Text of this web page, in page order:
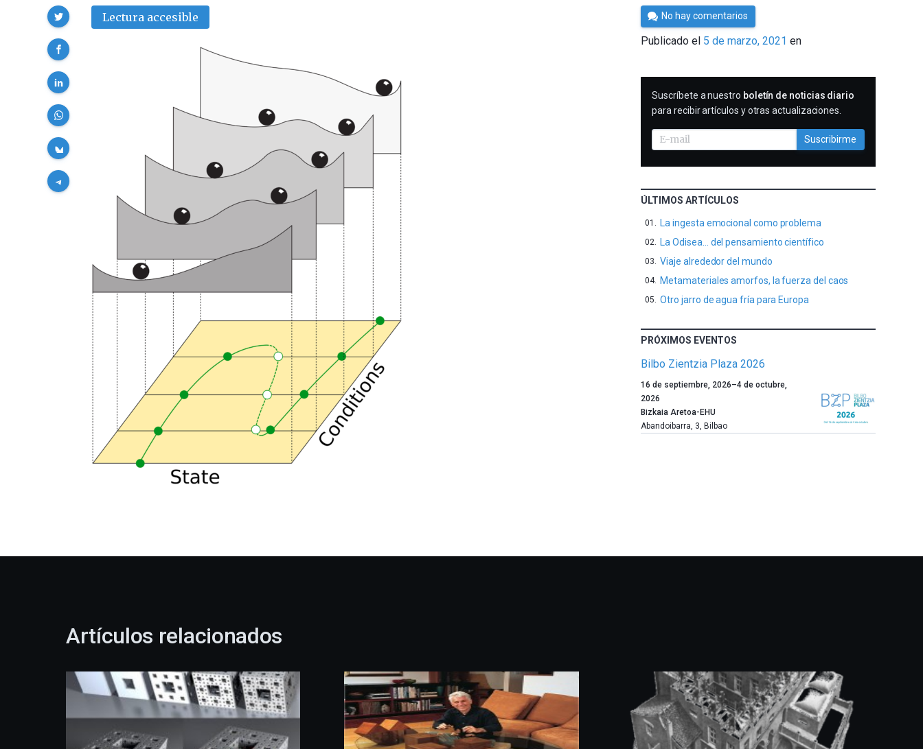
Lectura accesible
Compartir
Por
César
Tomé
No hay comentarios
Publicado el 5 de marzo, 2021 en
SUSCRIBIRME
Suscríbete a nuestro boletín de noticias diario
para recibir artículos y otras actualizaciones.
Suscribirme
ÚLTIMOS ARTÍCULOS
La ingesta emocional como problema
La Odisea… del pensamiento científico
Viaje alrededor del mundo
Metamateriales amorfos, la fuerza del caos
Otro jarro de agua fría para Europa
PRÓXIMOS EVENTOS
Bilbo Zientzia Plaza 2026
Un
año
más,
Bilbao
festival
que
llenará
la
ciudad
16 de septiembre, 2026–4 de octubre,
2026
Bizkaia Aretoa-EHU
Abandoibarra, 3, Bilbao
Artículos relacionados